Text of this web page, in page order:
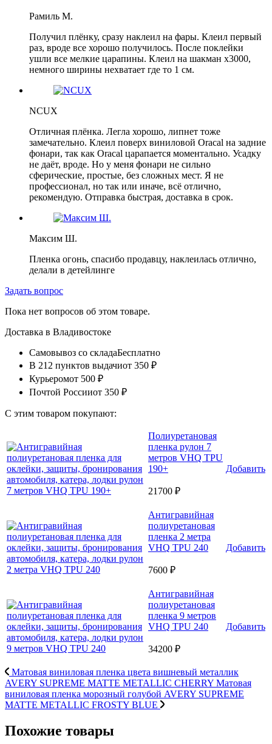
Рамиль М.
Получил плёнку, сразу наклеил на фары. Клеил первый
раз, вроде все хорошо получилось. После поклейки
ушли все мелкие царапины. Клеил на шакман х3000,
немного ширины нехватает где то 1 см.
NCUX
Отличная плёнка. Легла хорошо, липнет тоже
замечательно. Клеил поверх виниловой Oracal на задние
фонари, так как Oracal царапается моментально. Усадку
не даёт, вроде. Но у меня фонари не сильно
сферические, простые, без сложных мест. Я не
профессионал, но так или иначе, всё отлично,
рекомендую. Отправка быстрая, доставка в срок.
Максим Ш.
Пленка огонь, спасибо продавцу, наклеилась отлично,
делали в детейлинге
Задать вопрос
Пока нет вопросов об этом товаре.
Доставка в Владивостоке
Самовывоз со складаБесплатно
В 212 пунктов выдачиот 350 ₽
Курьеромот 500 ₽
Почтой Россииот 350 ₽
С этим товаром покупают:
Полиуретановая
пленка рулон 7
метров VHQ TPU
190+
21700 ₽
Добавить
Антигравийная
полиуретановая
пленка 2 метра
VHQ TPU 240
7600 ₽
Добавить
Антигравийная
полиуретановая
пленка 9 метров
VHQ TPU 240
34200 ₽
Добавить
Матовая виниловая пленка цвета вишневый металлик
AVERY SUPREME MATTE METALLIC CHERRY Матовая
виниловая пленка морозный голубой AVERY SUPREME
MATTE METALLIC FROSTY BLUE
Похожие товары